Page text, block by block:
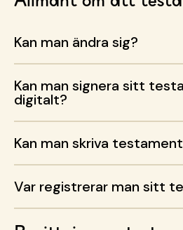
Kan man ändra sig?
Kan man signera sitt
digitalt?
Kan man skriva
Var registrerar man sitt